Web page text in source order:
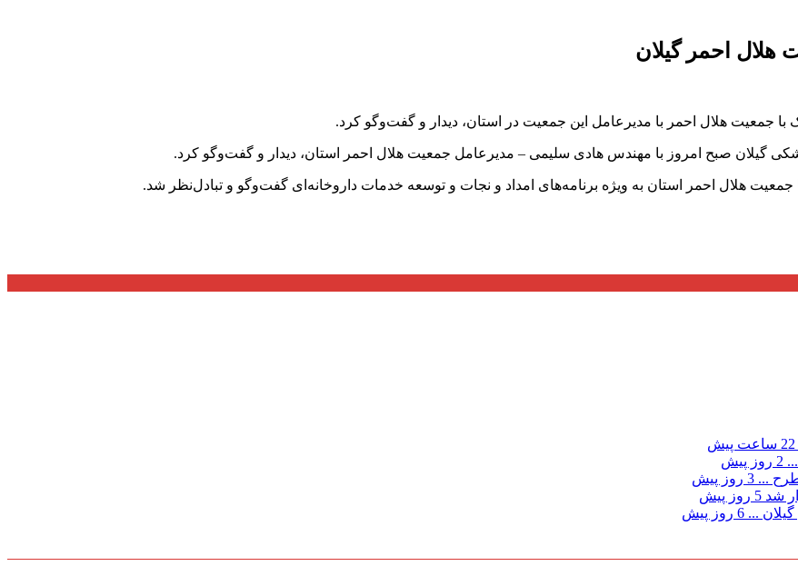
احمر گیلان
جمعیت هلال احمر با مدیرعامل این جمعیت در استان، دیدار و گفت‌وگو کرد.
گیلان صبح امروز با مهندس هادی سلیمی – مدیرعامل جمعیت هلال احمر استان، دیدار و گفت‌وگو کرد.
هلال احمر استان به ویژه برنامه‌های امداد و نجات و توسعه خدمات داروخانه‌ای گفت‌وگو و تبادل‌نظر شد.
22 ساعت پیش
2 روز پیش
طرح ... 3 روز پیش
شد 5 روز پیش
... 6 روز پیش